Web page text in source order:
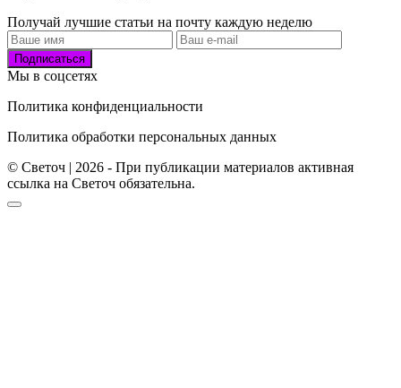
Получай лучшие статьи на почту каждую неделю
Подписаться
Мы в соцсетях
Политика конфиденциальности
Политика обработки персональных данных
© Светоч | 2026 - При публикации материалов активная
ссылка на Светоч обязательна.